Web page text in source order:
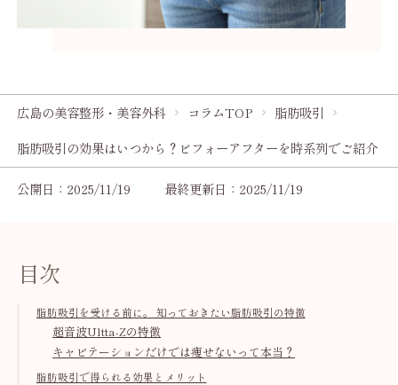
広島の美容整形・美容外科 コラムTOP
脂肪吸引
脂肪吸引の効果はいつから？ビフォーアフターを時系列でご紹介
公開日：2025/11/19 最終更新日：2025/11/19
目次
脂肪吸引を受ける前に。 知っておきたい脂肪吸引の特徴
超音波Ultta-Zの特徴
キャビテーションだけでは痩せないって本当？
脂肪吸引で得られる効果とメリット